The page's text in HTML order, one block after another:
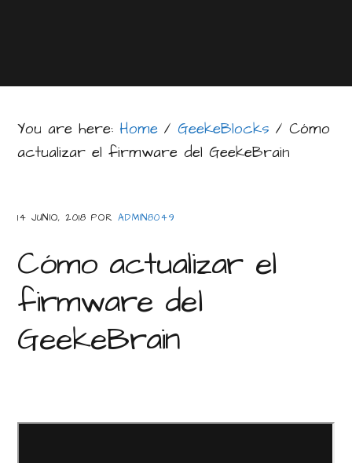
You are here:Home / GeekeBlocks / Cómo
actualizar el firmware del GeekeBrain
14 JUNIO, 2018 PORADMIN8049
Cómo actualizar el
firmware del
GeekeBrain